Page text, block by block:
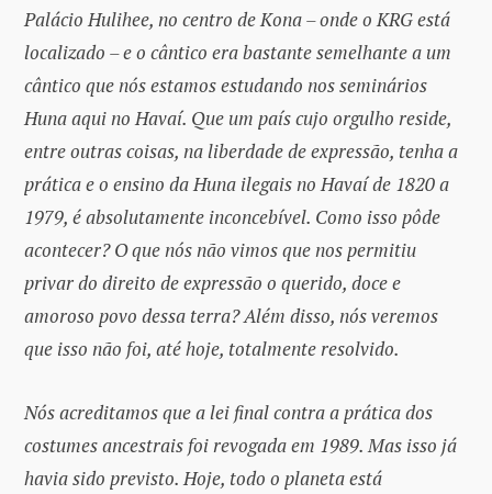
Palácio Hulihee, no centro de Kona – onde o KRG está
localizado – e o cântico era bastante semelhante a um
cântico que nós estamos estudando nos seminários
Huna aqui no Havaí. Que um país cujo orgulho reside,
entre outras coisas, na liberdade de expressão, tenha a
prática e o ensino da Huna ilegais no Havaí de 1820 a
1979, é absolutamente inconcebível. Como isso pôde
acontecer? O que nós não vimos que nos permitiu
privar do direito de expressão o querido, doce e
amoroso povo dessa terra? Além disso, nós veremos
que isso não foi, até hoje, totalmente resolvido.
Nós acreditamos que a lei final contra a prática dos
costumes ancestrais foi revogada em 1989. Mas isso já
havia sido previsto. Hoje, todo o planeta está